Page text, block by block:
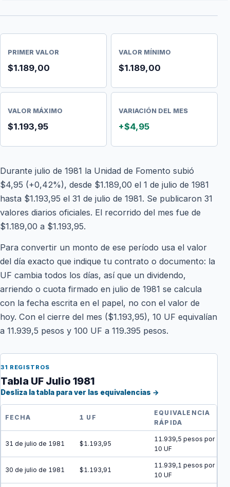
PRIMER VALOR
$1.189,00
VALOR MÍNIMO
$1.189,00
VALOR MÁXIMO
$1.193,95
VARIACIÓN DEL MES
+$4,95
Durante julio de 1981 la Unidad de Fomento subió
$4,95 (+0,42%), desde $1.189,00 el 1 de julio de 1981
hasta $1.193,95 el 31 de julio de 1981. Se publicaron 31
valores diarios oficiales. El recorrido del mes fue de
$1.189,00 a $1.193,95.
Para convertir un monto de ese período usa el valor
del día exacto que indique tu contrato o documento: la
UF cambia todos los días, así que un dividendo,
arriendo o cuota firmado en julio de 1981 se calcula
con la fecha escrita en el papel, no con el valor de
hoy. Con el cierre del mes ($1.193,95), 10 UF equivalían
a 11.939,5 pesos y 100 UF a 119.395 pesos.
31 REGISTROS
Tabla UF Julio 1981
Desliza la tabla para ver las equivalencias →
FECHA 1 UF
EQUIVALENCIA
RÁPIDA
31 de julio de 1981 $1.193,95
11.939,5 pesos por
10 UF
30 de julio de 1981 $1.193,91
11.939,1 pesos por
10 UF